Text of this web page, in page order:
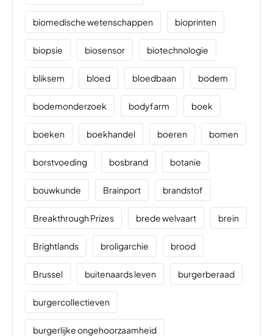
biomedische wetenschappen bioprinten
biopsie biosensor biotechnologie
bliksem bloed bloedbaan bodem
bodemonderzoek bodyfarm boek
boeken boekhandel boeren bomen
borstvoeding bosbrand botanie
bouwkunde Brainport brandstof
Breakthrough Prizes brede welvaart brein
Brightlands broligarchie brood
Brussel buitenaards leven burgerberaad
burgercollectieven
burgerlijke ongehoorzaamheid